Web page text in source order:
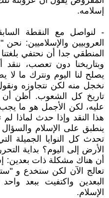
إسلامه.
- لنواصل مع النقطة
العروبيين والإسلاميين:
المنطقي جدا أن نحتفي بلغتنا
وبتاريخنا دون تعصب، ننقد
يصلح لنا اليوم ونترك ما لا
نخجل منه لكن نتجاوزه
تاريخ كل الشعوب. أظن أن
عليه، لكن الأجمل هو ما
هذا النقد وإذا حدث لماذا
ينطبق على الإسلام
تحدث كل النوايا الجميلة
الأرض إلى اليوم؟ بداية
أن هناك مشكلة ذات بعدين:
تعالج الآن لكن ستخدع و
البعدين واكتفيت ببعد
الإسلام.